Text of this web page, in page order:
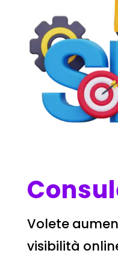
Volete
visibilità